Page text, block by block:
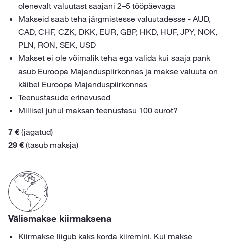
olenevalt valuutast saajani 2–5 tööpäevaga
Makseid saab teha järgmistesse valuutadesse - AUD,
CAD, CHF, CZK, DKK, EUR, GBP, HKD, HUF, JPY, NOK,
PLN, RON, SEK, USD
Makset ei ole võimalik teha ega valida kui saaja pank
asub Euroopa Majanduspiirkonnas ja makse valuuta on
käibel Euroopa Majanduspiirkonnas
Teenustasude erinevused
Millisel juhul maksan teenustasu 100 eurot?
7 € (jagatud)
29 € (tasub maksja)
Välismakse kiirmaksena
Kiirmakse liigub kaks korda kiiremini. Kui makse